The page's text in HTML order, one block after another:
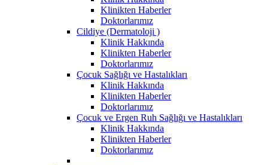
Klinikten Haberler
Doktorlarımız
Cildiye (Dermatoloji )
Klinik Hakkında
Klinikten Haberler
Doktorlarımız
Çocuk Sağlığı ve Hastalıkları
Klinik Hakkında
Klinikten Haberler
Doktorlarımız
Çocuk ve Ergen Ruh Sağlığı ve Hastalıkları
Klinik Hakkında
Klinikten Haberler
Doktorlarımız